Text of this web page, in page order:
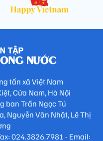
tấn xã Việt Nam
Cửa Nam, Hà Nội
ban Trần Ngọc Tú
Nguyễn Văn Nhật, Lê Thị
024.3826.7981 - Email: